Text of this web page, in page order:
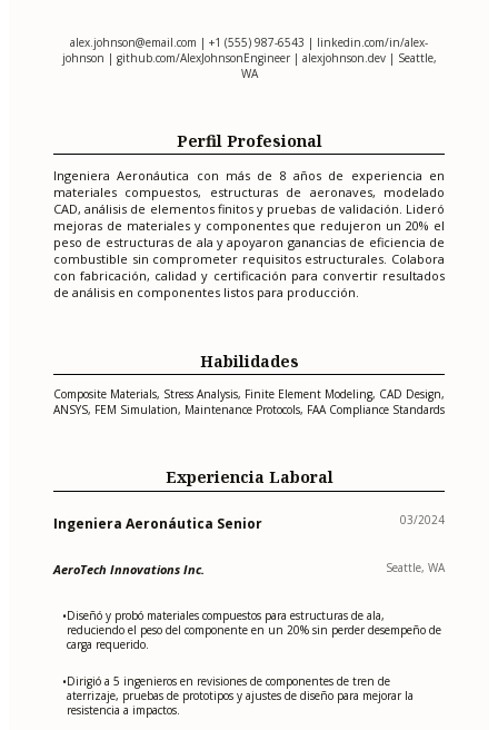
alex.johnson@email.com | +1 (555) 987-6543 | linkedin.com/in/alex-
johnson | github.com/AlexJohnsonEngineer | alexjohnson.dev | Seattle,
WA
Perfil Profesional
Ingeniera Aeronáutica con más de 8 años de experiencia en
materiales compuestos, estructuras de aeronaves, modelado
CAD, análisis de elementos finitos y pruebas de validación. Lideró
mejoras de materiales y componentes que redujeron un 20% el
peso de estructuras de ala y apoyaron ganancias de eficiencia de
combustible sin comprometer requisitos estructurales. Colabora
con fabricación, calidad y certificación para convertir resultados
de análisis en componentes listos para producción.
Habilidades
Composite Materials, Stress Analysis, Finite Element Modeling, CAD Design,
ANSYS, FEM Simulation, Maintenance Protocols, FAA Compliance Standards
Experiencia Laboral
Ingeniera Aeronáutica Senior 03/2024
AeroTech Innovations Inc. Seattle, WA
•Diseñó y probó materiales compuestos para estructuras de ala,
reduciendo el peso del componente en un 20% sin perder desempeño de
carga requerido.
•Dirigió a 5 ingenieros en revisiones de componentes de tren de
aterrizaje, pruebas de prototipos y ajustes de diseño para mejorar la
resistencia a impactos.